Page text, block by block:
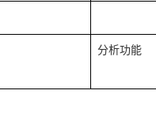
分析功能